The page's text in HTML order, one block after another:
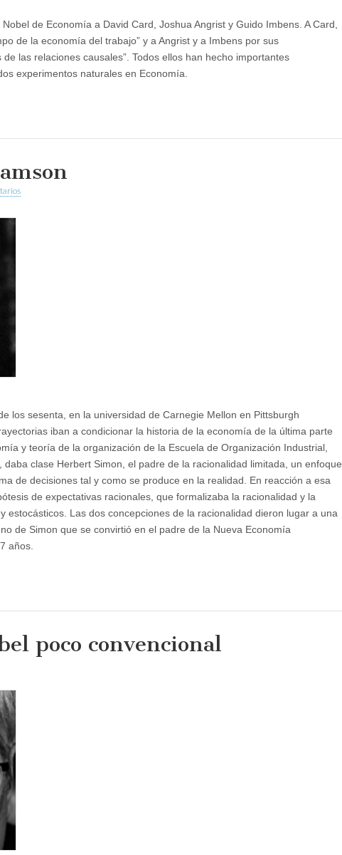
de Economía a David Card, Joshua Angrist y Guido Imbens. A Card,
de la economía del trabajo” y a Angrist y a Imbens por sus
las relaciones causales”. Todos ellos han hecho importantes
experimentos naturales en Economía.
los sesenta, en la universidad de Carnegie Mellon en Pittsburgh
iban a condicionar la historia de la economía de la última parte
y teoría de la organización de la Escuela de Organización Industrial,
clase Herbert Simon, el padre de la racionalidad limitada, un enfoque
de decisiones tal y como se produce en la realidad. En reacción a esa
de expectativas racionales, que formalizaba la racionalidad y la
estocásticos. Las dos concepciones de la racionalidad dieron lugar a una
de Simon que se convirtió en el padre de la Nueva Economía
años.
poco convencional